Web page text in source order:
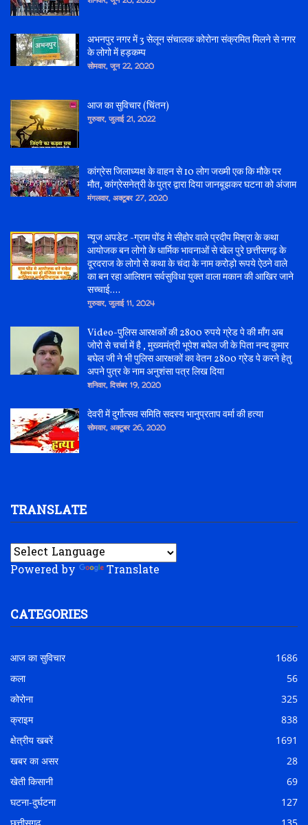
अभनपुर नगर में 3 सेलून संचालक कोरोना संक्रमित मिलने से नगर
के लोगो में हड़कम्प
सोमवार, जून 22, 2020
आज का सुविचार (चिंतन)
गुरुवार, जुलाई 21, 2022
कांग्रेस जिलाध्यक्ष के वाहन से 10 लोग जख्मी एक कि मौके पर
मौत, कांग्रेसनेत्री के पुत्र द्वारा दिया जानबूझकर घटना को अंजाम
मंगलवार, अक्टूबर 27, 2020
न्यूज अपडेट -ग्राम पोंड मे सीहोर वाले प्रदीप मिश्रा के कथा
आयोजक बन लोगो के धार्मिक भावनाओं से खेल पुरे छत्तीसगढ़ के
दूरदराज के लोगो से कथा के चंदा के नाम करोड़ो रूपये ऐठने वाले
का बन रहा आलिशन सर्वसुविधा युक्त वाला मकान की आखिर जाने
सच्चाई....
गुरुवार, जुलाई 11, 2024
Video-पुलिस आरक्षकों की 2800 रुपये ग्रेड पे की माँग अब
जोरो से चर्चा में है , मुख्यमंत्री भूपेश बघेल जी के पिता नन्द कुमार
बघेल जी ने भी पुलिस आरक्षकों का वेतन 2800 ग्रेड पे करने हेतु
अपने पुत्र के नाम अनुशंसा पत्र लिख दिया
शनिवार, दिसंबर 19, 2020
देवरी में दुर्गोत्सव समिति सदस्य भानुप्रताप वर्मा की हत्या
सोमवार, अक्टूबर 26, 2020
TRANSLATE
Powered by Translate
CATEGORIES
आज का सुविचार
1686
कला
56
कोरोना
325
क्राइम
838
क्षेत्रीय खबरें
1691
खबर का असर
28
खेती किसानी
69
घटना-दुर्घटना
127